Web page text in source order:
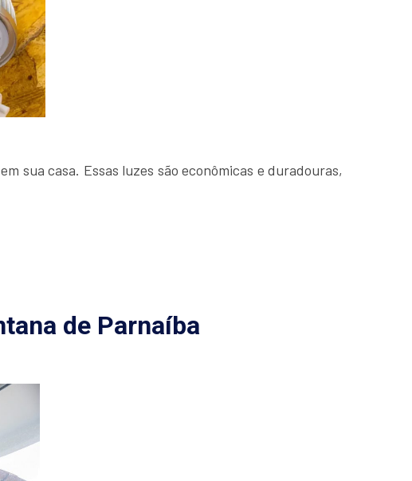
sua casa. Essas luzes são econômicas e duradouras,
de Parnaíba